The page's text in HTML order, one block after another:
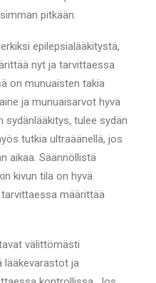
pitkään.
epilepsialääkitystä,
nyt ja tarvittaessa
on munuaisten takia
ja munuaisarvot hyvä
tulee sydän
tutkia ultraäänellä, jos
aikaa. Säännöllistä
kivun tila on hyvä
määrittää
välittömästi
lääkevarastot ja